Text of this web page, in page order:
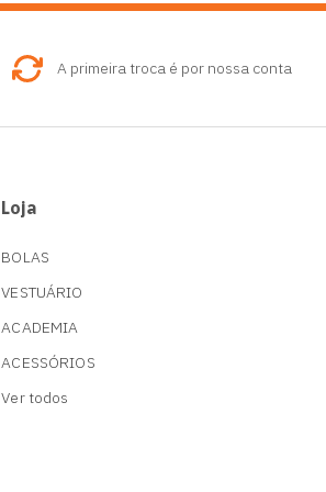
A primeira troca é por nossa conta
Loja
BOLAS
VESTUÁRIO
ACADEMIA
ACESSÓRIOS
Ver todos